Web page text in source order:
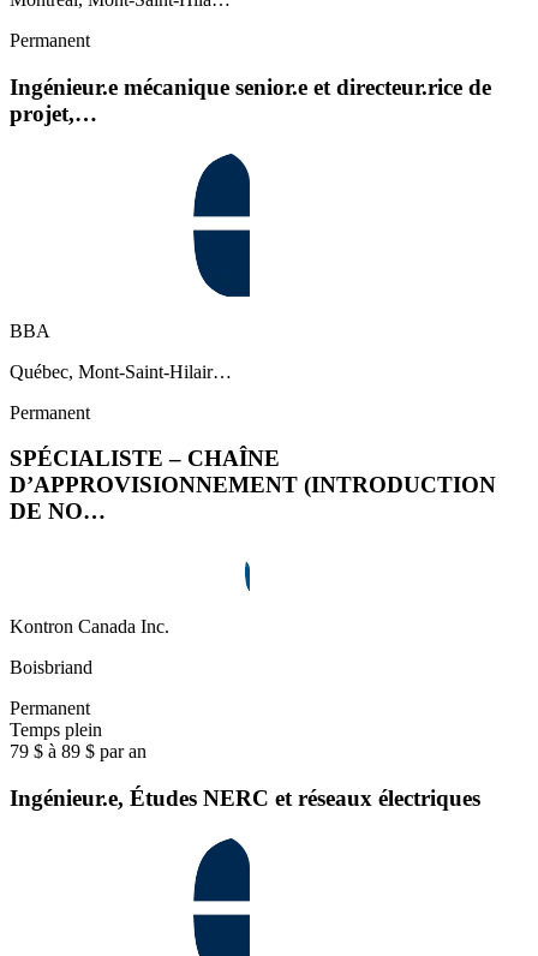
Permanent
Ingénieur.e mécanique senior.e et directeur.rice de
projet,…
BBA
Québec, Mont-Saint-Hilair…
Permanent
SPÉCIALISTE – CHAÎNE
D’APPROVISIONNEMENT (INTRODUCTION
DE NO…
Kontron Canada Inc.
Boisbriand
Permanent
Temps plein
79 $ à 89 $ par an
Ingénieur.e, Études NERC et réseaux électriques